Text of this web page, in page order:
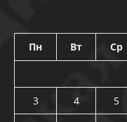
Пн Вт Ср
3
4 5